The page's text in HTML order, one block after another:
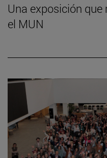
Una exposición que
el MUN